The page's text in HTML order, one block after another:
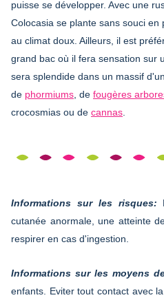
puisse se développer. Avec une
Colocasia se plante sans souci
au climat doux. Ailleurs, il est
grand bac où il fera sensation sur
sera splendide dans un massif
de phormiums , de fougères
crocosmias ou de cannas
Informations sur les risques:
cutanée anormale, une atteinte
respirer en cas d'ingestion.
Informations sur les moyens
enfants. Eviter tout contact avec